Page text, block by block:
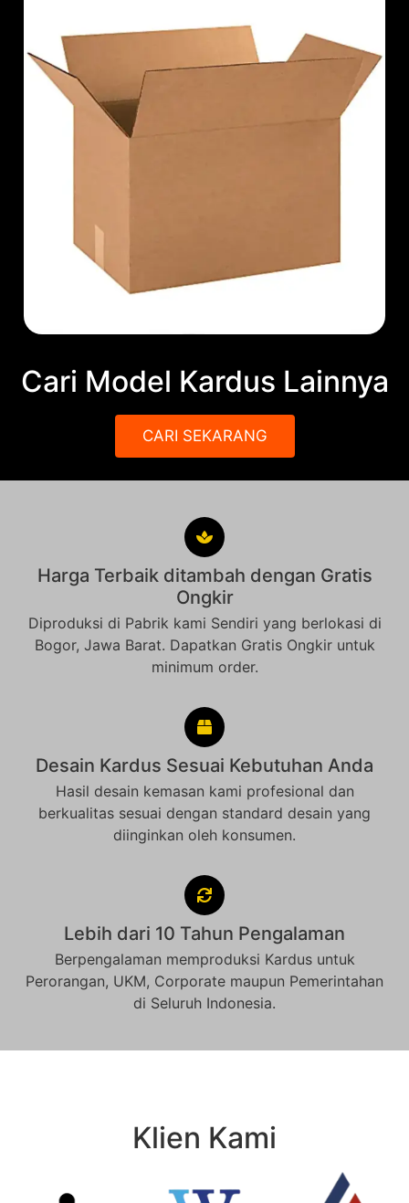
Cari Model Kardus Lainnya
CARI SEKARANG
Harga Terbaik ditambah dengan Gratis
Ongkir
Diproduksi di Pabrik kami Sendiri yang berlokasi di
Bogor, Jawa Barat. Dapatkan Gratis Ongkir untuk
minimum order.
Desain Kardus Sesuai Kebutuhan Anda
Hasil desain kemasan kami profesional dan
berkualitas sesuai dengan standard desain yang
diinginkan oleh konsumen.
Lebih dari 10 Tahun Pengalaman
Berpengalaman memproduksi Kardus untuk
Perorangan, UKM, Corporate maupun Pemerintahan
di Seluruh Indonesia.
Klien Kami